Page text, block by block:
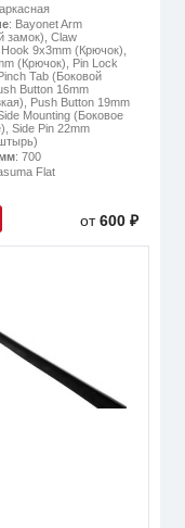
: Bayonet Arm
замок), Claw
9x3mm (Крючок),
(Крючок), Pin Lock
Tab (Боковой
Button 16mm
Push Button 19mm
Mounting (Боковое
Side Pin 22mm
: 700
Flat
от600 ₽